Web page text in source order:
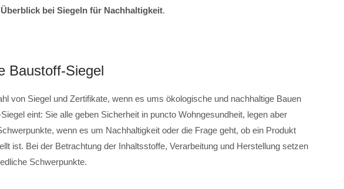
bei Siegeln für Nachhaltigkeit.
Baustoff-Siegel
von Siegel und Zertifikate, wenn es ums ökologische und nachhaltige Bauen
eint: Sie alle geben Sicherheit in puncto Wohngesundheit, legen aber
wenn es um Nachhaltigkeit oder die Frage geht, ob ein Produkt
ist. Bei der Betrachtung der Inhaltsstoffe, Verarbeitung und Herstellung setzen
Schwerpunkte.